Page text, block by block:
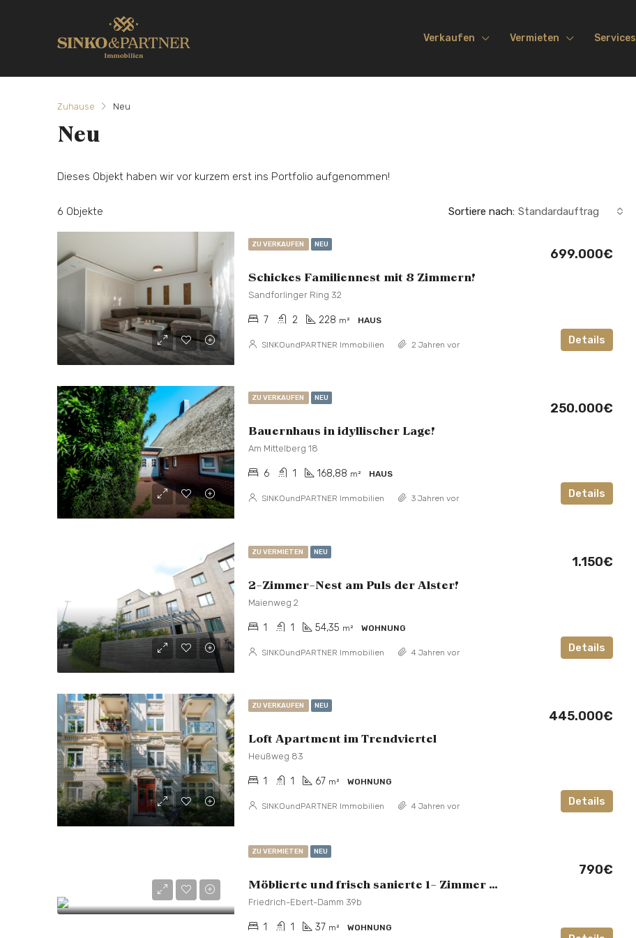
Verkaufen Vermieten Services
Zuhause Neu
Neu
Dieses Objekt haben wir vor kurzem erst ins Portfolio aufgenommen!
6 Objekte Sortiere nach: Standardauftrag
ZU VERKAUFEN NEU
Schickes Familiennest mit 8 Zimmern!
699.000€
Sandforlinger Ring 32
7 2 228 m² HAUS
Details
SINKOundPARTNER Immobilien 2 Jahren vor
ZU VERKAUFEN NEU
Bauernhaus in idyllischer Lage!
250.000€
Am Mittelberg 18
6 1 168,88 m² HAUS
Details
SINKOundPARTNER Immobilien 3 Jahren vor
ZU VERMIETEN NEU
2-Zimmer-Nest am Puls der Alster!
1.150€
Maienweg 2
1 1 54,35 m² WOHNUNG
Details
SINKOundPARTNER Immobilien 4 Jahren vor
ZU VERKAUFEN NEU
Loft Apartment im Trendviertel
445.000€
Heußweg 83
1 1 67 m² WOHNUNG
Details
SINKOundPARTNER Immobilien 4 Jahren vor
ZU VERMIETEN NEU
Möblierte und frisch sanierte 1- Zimmer Wohnung
790€
Friedrich-Ebert-Damm 39b
1 1 37 m² WOHNUNG